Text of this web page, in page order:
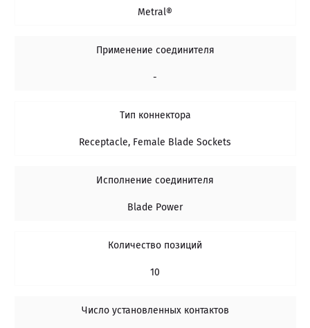
Metral®
Применение соединителя
-
Тип коннектора
Receptacle, Female Blade Sockets
Исполнение соединителя
Blade Power
Количество позиций
10
Число установленных контактов